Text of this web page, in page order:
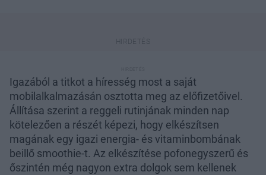
Igazából a titkot a híresség most a saját
mobilalkalmazásán osztotta meg az előfizetőivel.
Állítása szerint a reggeli rutinjának minden nap
kötelezően a részét képezi, hogy elkészítsen
magának egy igazi energia- és vitaminbombának
beillő smoothie-t. Az elkészítése pofonegyszerű és
őszintén még nagyon extra dolgok sem kellenek